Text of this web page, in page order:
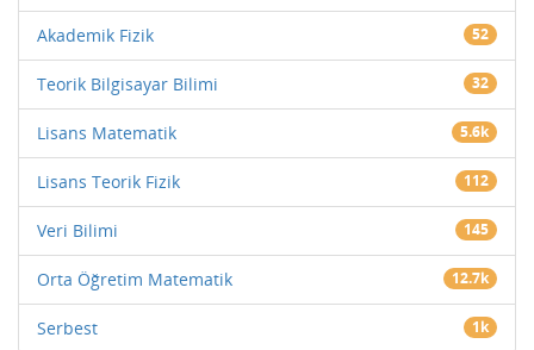
Akademik Fizik 52
Teorik Bilgisayar Bilimi 32
Lisans Matematik 5.6k
Lisans Teorik Fizik 112
Veri Bilimi 145
Orta Öğretim Matematik 12.7k
Serbest 1k